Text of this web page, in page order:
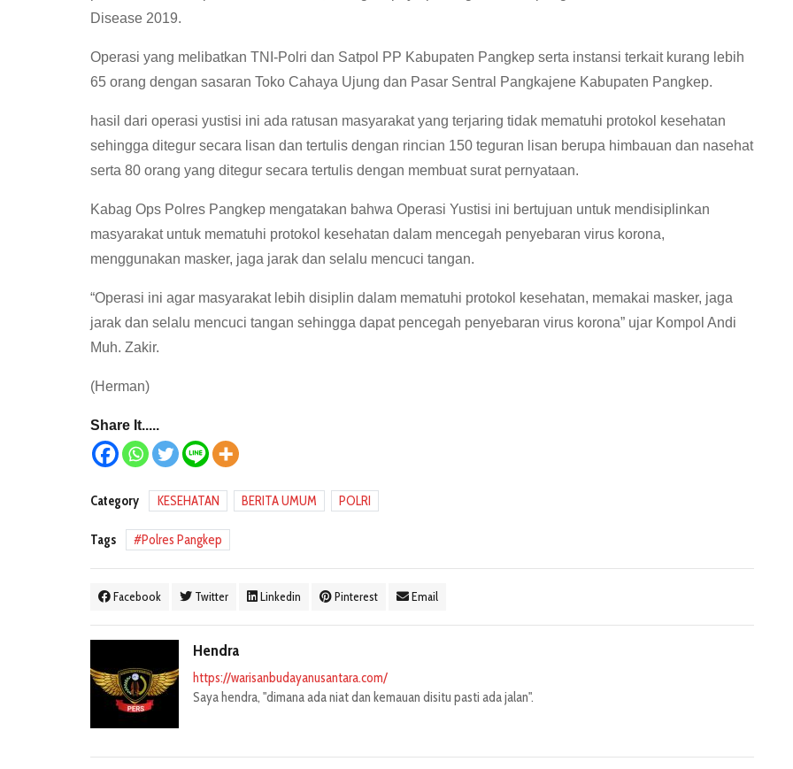
Disease 2019.
Operasi yang melibatkan TNI-Polri dan Satpol PP Kabupaten Pangkep serta instansi terkait kurang lebih
65 orang dengan sasaran Toko Cahaya Ujung dan Pasar Sentral Pangkajene Kabupaten Pangkep.
hasil dari operasi yustisi ini ada ratusan masyarakat yang terjaring tidak mematuhi protokol kesehatan
sehingga ditegur secara lisan dan tertulis dengan rincian 150 teguran lisan berupa himbauan dan nasehat
serta 80 orang yang ditegur secara tertulis dengan membuat surat pernyataan.
Kabag Ops Polres Pangkep mengatakan bahwa Operasi Yustisi ini bertujuan untuk mendisiplinkan
masyarakat untuk mematuhi protokol kesehatan dalam mencegah penyebaran virus korona,
menggunakan masker, jaga jarak dan selalu mencuci tangan.
“Operasi ini agar masyarakat lebih disiplin dalam mematuhi protokol kesehatan, memakai masker, jaga
jarak dan selalu mencuci tangan sehingga dapat pencegah penyebaran virus korona” ujar Kompol Andi
Muh. Zakir.
(Herman)
Share It.....
Category KESEHATAN BERITA UMUM POLRI
Tags Polres Pangkep
Facebook Twitter Linkedin Pinterest Email
Hendra
https://warisanbudayanusantara.com/
Saya hendra, "dimana ada niat dan kemauan disitu pasti ada jalan".